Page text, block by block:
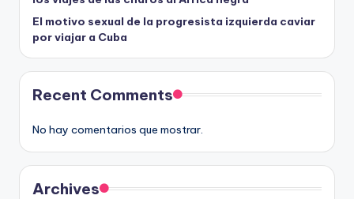
El motivo sexual de la progresista izquierda caviar
por viajar a Cuba
Recent Comments
No hay comentarios que mostrar.
Archives